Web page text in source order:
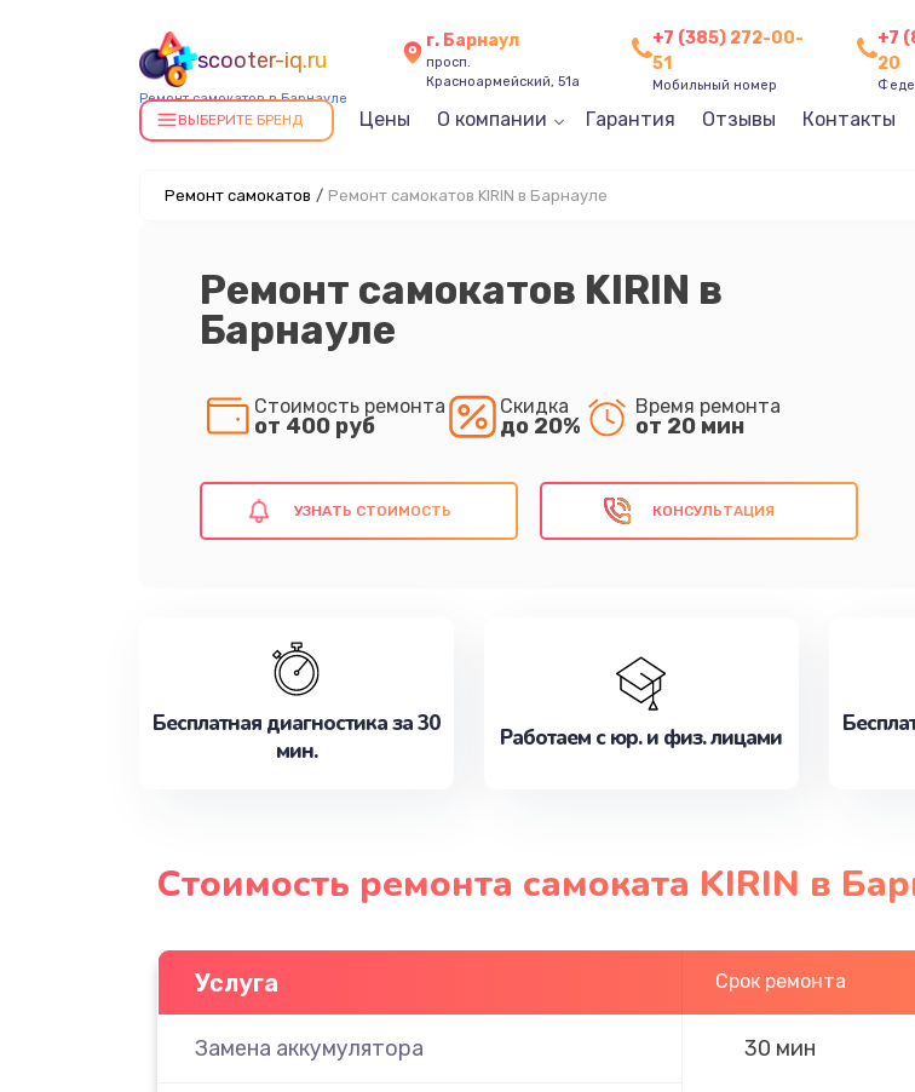
scooter-iq.ru
Ремонт самокатов в Барнауле
г. Барнаул
просп.
Красноармейский, 51а
+7 (385) 272-00-
51
Мобильный номер
+7
20
ВЫБЕРИТЕ БРЕНД Цены О компании Гарантия Отзывы Контакты
Ремонт самокатов / Ремонт самокатов KIRIN в Барнауле
Ремонт самокатов KIRIN в
Барнауле
Стоимость ремонта
от 400 руб
Скидка
до 20%
Время ремонта
от 20 мин
УЗНАТЬ СТОИМОСТЬ КОНСУЛЬТАЦИЯ
Бесплатная диагностика за 30
мин.
Работаем с юр. и физ. лицами
Стоимость ремонта самоката KIRIN в
Услуга Срок ремонта
Замена аккумулятора 30 мин